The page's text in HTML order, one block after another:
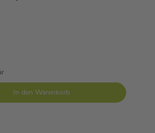
In den Warenkorb